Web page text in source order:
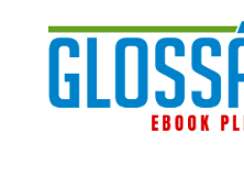
conteúdo